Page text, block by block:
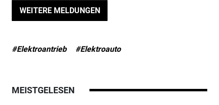
WEITERE MELDUNGEN
#Elektroantrieb #Elektroauto
MEISTGELESEN